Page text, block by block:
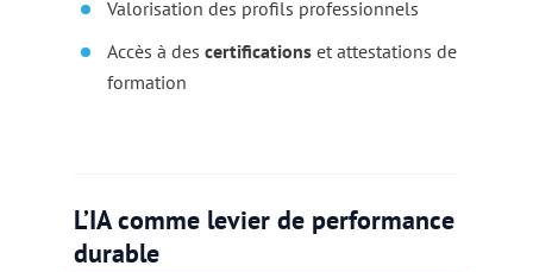
Valorisation des profils professionnels
Accès à des certifications et attestations de
formation
L’IA comme levier de performance
durable